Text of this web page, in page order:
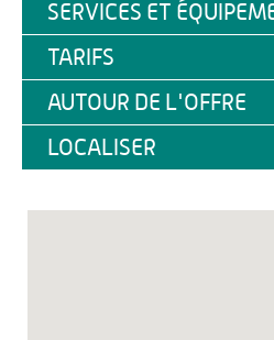
SERVICES ET
TARIFS
AUTOUR DE L'OFFRE
LOCALISER